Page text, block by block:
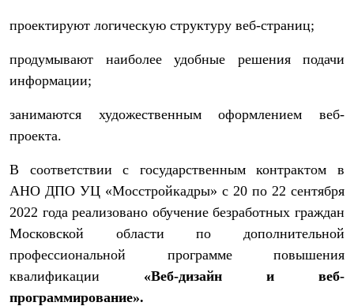
проектируют логическую структуру веб-страниц;
продумывают наиболее удобные решения подачи
информации;
занимаются художественным оформлением веб-
проекта.
В соответствии с государственным контрактом в
АНО ДПО УЦ «Мосстройкадры» с 20 по 22 сентября
2022 года реализовано обучение безработных граждан
Московской области по дополнительной
профессиональной программе повышения
квалификации «Веб-дизайн и веб-
программирование».